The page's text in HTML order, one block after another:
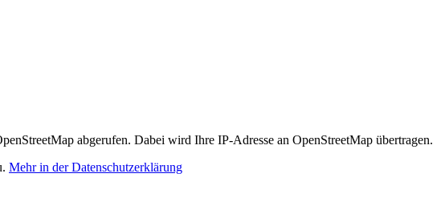
abgerufen. Dabei wird Ihre IP-Adresse an OpenStreetMap übertragen.
Mehr in der Datenschutzerklärung